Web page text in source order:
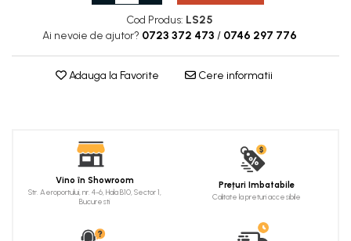
Baze semicoloane
Piedestaluri semicoloane
Panouri decorative
Cadru de arc
Cod Produs: LS25
Ai nevoie de ajutor? 0723 372 473 / 0746 297 776
Adauga la Favorite Cere informatii
Vino în Showroom
Str. Aeroportului, nr. 4-6, Hala B10, Sector 1,
Bucuresti
Prețuri Imbatabile
Calitate la preturi accesibile